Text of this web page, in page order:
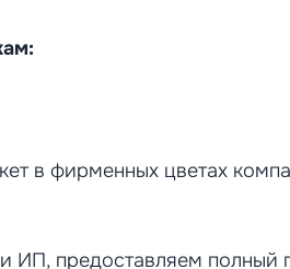
в фирменных цветах
предоставляем полный